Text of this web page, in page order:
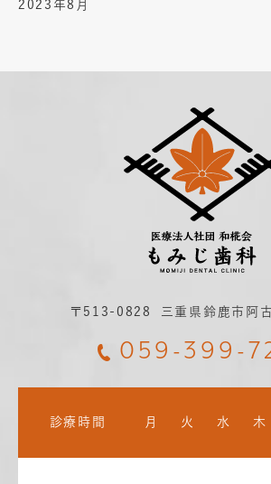
2023年8月
〒513-0828 三重県鈴鹿市阿
059-399-
診療時間 月 火 水 木